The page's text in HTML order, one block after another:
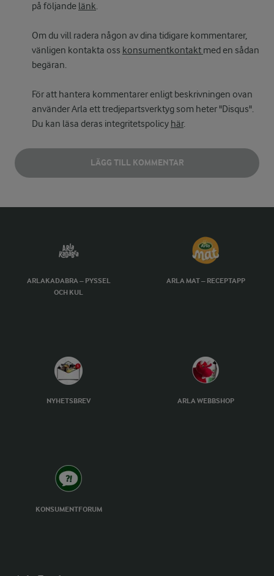
på följande länk.
Om du vill radera någon av dina tidigare kommentarer,
vänligen kontakta oss konsumentkontakt med en sådan
begäran.
För att hantera kommentarer enligt beskrivningen ovan
använder Arla ett tredjepartsverktyg som heter "Disqus".
Du kan läsa deras integritetspolicy här.
LÄGG TILL KOMMENTAR
ARLAKADABRA – PYSSEL
OCH KUL
ARLA MAT – RECEPTAPP
NYHETSBREV ARLA WEBBSHOP
KONSUMENTFORUM